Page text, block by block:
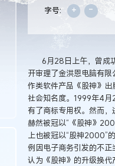
字号: + -
6月28日上午，曾成功
开审理了金洪恩电脑有
作类软件产品《股神》
社会知名度。1999年4月
有了商标专用权。然而
赫然被冠以“《股神》
上也被冠以“股神2000”
例因电子商务引发的不
认为《股神》的升级换